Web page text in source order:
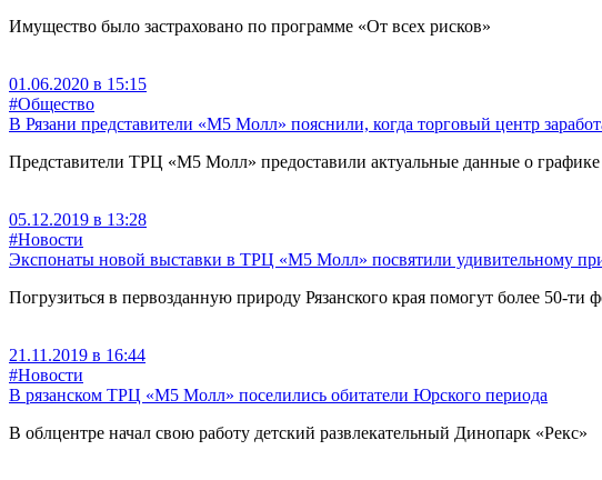
Имущество было застраховано по программе «От всех рисков»
01.06.2020 в 15:15
#Общество
В Рязани представители «М5 Молл» пояснили, когда торговый центр
Представители ТРЦ «М5 Молл» предоставили актуальные данные о графике
05.12.2019 в 13:28
#Новости
Экспонаты новой выставки в ТРЦ «М5 Молл» посвятили удивительному
Погрузиться в первозданную природу Рязанского края помогут более 50-ти
21.11.2019 в 16:44
#Новости
В рязанском ТРЦ «М5 Молл» поселились обитатели Юрского периода
В облцентре начал свою работу детский развлекательный Динопарк «Рекс»